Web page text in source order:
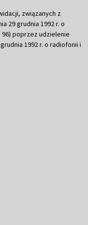
związanych z
29 grudnia 1992 r. o
96) poprzez udzielenie
1992 r. o radiofonii i